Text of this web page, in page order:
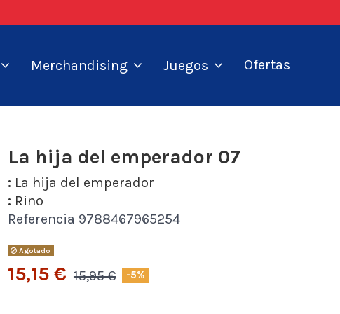
Merchandising Juegos Ofertas
La hija del emperador 07
: La hija del emperador
: Rino
Referencia 9788467965254
Agotado
15,15 € 15,95 € -5%